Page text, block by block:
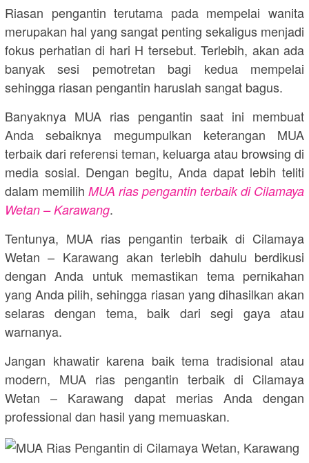
Riasan pengantin terutama pada mempelai wanita
merupakan hal yang sangat penting sekaligus menjadi
fokus perhatian di hari H tersebut. Terlebih, akan ada
banyak sesi pemotretan bagi kedua mempelai
sehingga riasan pengantin haruslah sangat bagus.
Banyaknya MUA rias pengantin saat ini membuat
Anda sebaiknya megumpulkan keterangan MUA
terbaik dari referensi teman, keluarga atau browsing di
media sosial. Dengan begitu, Anda dapat lebih teliti
dalam memilih MUA rias pengantin terbaik di Cilamaya
Wetan – Karawang.
Tentunya, MUA rias pengantin terbaik di Cilamaya
Wetan – Karawang akan terlebih dahulu berdikusi
dengan Anda untuk memastikan tema pernikahan
yang Anda pilih, sehingga riasan yang dihasilkan akan
selaras dengan tema, baik dari segi gaya atau
warnanya.
Jangan khawatir karena baik tema tradisional atau
modern, MUA rias pengantin terbaik di Cilamaya
Wetan – Karawang dapat merias Anda dengan
professional dan hasil yang memuaskan.